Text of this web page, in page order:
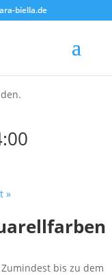
biella.de
»
bis zu dem